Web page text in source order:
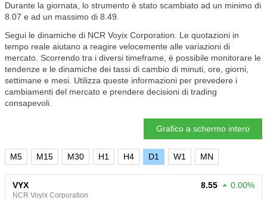
Durante la giornata, lo strumento è stato scambiato ad un minimo di
8.07 e ad un massimo di 8.49.
Segui le dinamiche di NCR Voyix Corporation. Le quotazioni in
tempo reale aiutano a reagire velocemente alle variazioni di
mercato. Scorrendo tra i diversi timeframe, è possibile monitorare le
tendenze e le dinamiche dei tassi di cambio di minuti, ore, giorni,
settimane e mesi. Utilizza queste informazioni per prevedere i
cambiamenti del mercato e prendere decisioni di trading
consapevoli.
Grafico a schermo intero
M5 M15 M30 H1 H4 D1 W1 MN
VYX
NCR Voyix Corporation
8.55 0.00%